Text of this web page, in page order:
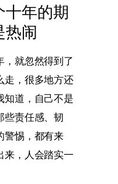
十年的期
热闹
，就忽然得到了
走，很多地方还
知道，自己不是
些责任感、韧
警惕，都有来
来，人会踏实一